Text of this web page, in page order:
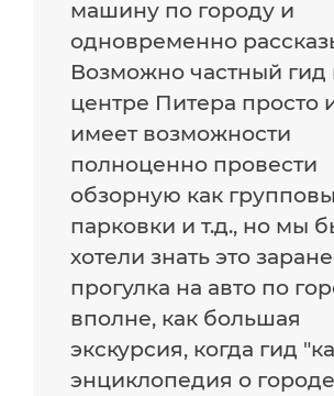
машину по городу и
одновременно
Возможно частный гид
центре Питера просто
имеет возможности
полноценно провести
обзорную как
парковки и т.д., но мы
хотели знать это
прогулка на авто по
вполне, как большая
экскурсия, когда гид
энциклопедия о